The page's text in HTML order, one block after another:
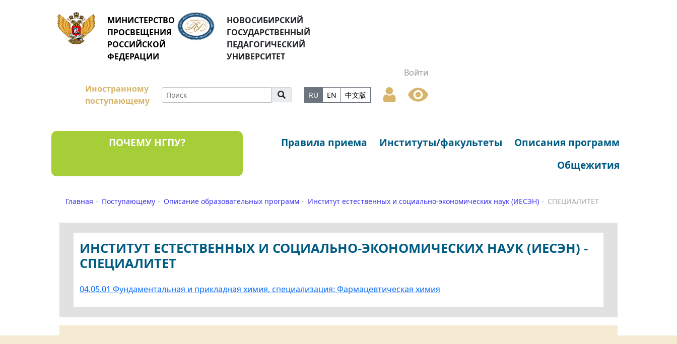
МИНИСТЕРСТВО
ПРОСВЕЩЕНИЯ
РОССИЙСКОЙ
ФЕДЕРАЦИИ
НОВОСИБИРСКИЙ
ГОСУДАРСТВЕННЫЙ
ПЕДАГОГИЧЕСКИЙ
УНИВЕРСИТЕТ
Войти
Иностранному
поступающему
RU EN 中文版
ПОЧЕМУ НГПУ? Правила приема Институты/факультеты
Описания программ
Общежития
Главная Поступающему Описание образовательных программ Институт естественных и социально-экономических наук (ИЕСЭН) СПЕЦИАЛИТЕТ
ИНСТИТУТ ЕСТЕСТВЕННЫХ И СОЦИАЛЬНО-ЭКОНОМИЧЕСКИХ НАУК (ИЕСЭН) -
СПЕЦИАЛИТЕТ
04.05.01 Фундаментальная и прикладная химия, специализация: Фармацевтическая химия